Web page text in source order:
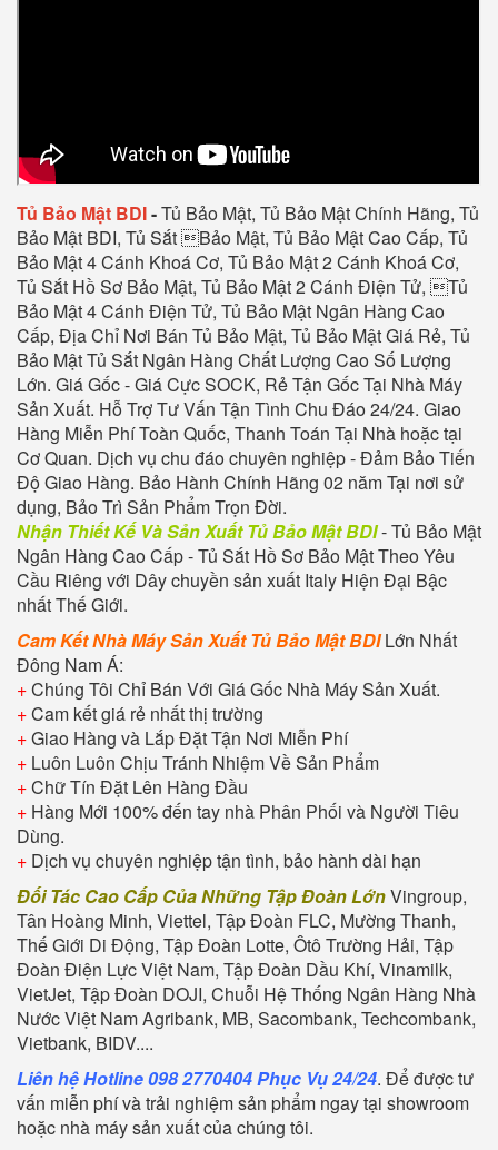
Tủ Bảo Mật BDI-Tủ Bảo Mật, Tủ Bảo Mật Chính Hãng, Tủ
Bảo Mật BDI, Tủ Sắt Bảo Mật, Tủ Bảo Mật Cao Cấp, Tủ
Bảo Mật 4 Cánh Khoá Cơ, Tủ Bảo Mật 2 Cánh Khoá Cơ,
Tủ Sắt Hồ Sơ Bảo Mật, Tủ Bảo Mật 2 Cánh Điện Tử, Tủ
Bảo Mật 4 Cánh Điện Tử, Tủ Bảo Mật Ngân Hàng Cao
Cấp, Địa Chỉ Nơi Bán Tủ Bảo Mật, Tủ Bảo Mật Giá Rẻ, Tủ
Bảo Mật Tủ Sắt Ngân Hàng Chất Lượng Cao Số Lượng
Lớn. Giá Gốc - Giá Cực SOCK, Rẻ Tận Gốc Tại Nhà Máy
Sản Xuất. Hỗ Trợ Tư Vấn Tận Tình Chu Đáo 24/24. Giao
Hàng Miễn Phí Toàn Quốc, Thanh Toán Tại Nhà hoặc tại
Cơ Quan. Dịch vụ chu đáo chuyên nghiệp - Đảm Bảo Tiến
Độ Giao Hàng. Bảo Hành Chính Hãng 02 năm Tại nơi sử
dụng, Bảo Trì Sản Phẩm Trọn Đời.
Nhận Thiết Kế Và Sản Xuất Tủ Bảo Mật BDI- Tủ Bảo Mật
Ngân Hàng Cao Cấp - Tủ Sắt Hồ Sơ Bảo Mật Theo Yêu
Cầu Riêng với Dây chuyền sản xuất Italy Hiện Đại Bậc
nhất Thế Giới.
Cam Kết Nhà Máy Sản Xuất Tủ Bảo Mật BDILớn Nhất
Đông Nam Á:
+Chúng Tôi Chỉ Bán Với Giá Gốc Nhà Máy Sản Xuất.
+Cam kết giá rẻ nhất thị trường
+Giao Hàng và Lắp Đặt Tận Nơi Miễn Phí
+ Luôn Luôn Chịu Tránh Nhiệm Về Sản Phẩm
+Chữ Tín Đặt Lên Hàng Đầu
+ Hàng Mới 100% đến tay nhà Phân Phối và Người Tiêu
Dùng.
+ Dịch vụ chuyên nghiệp tận tình, bảo hành dài hạn
Đối Tác Cao Cấp Của Những Tập Đoàn LớnVingroup,
Tân Hoàng Minh, Viettel, Tập Đoàn FLC, Mường Thanh,
Thế Giới Di Động, Tập Đoàn Lotte, Ôtô Trường Hải, Tập
Đoàn Điện Lực Việt Nam, Tập Đoàn Dầu Khí, Vinamilk,
VietJet, Tập Đoàn DOJI, Chuỗi Hệ Thống Ngân Hàng Nhà
Nước Việt Nam Agribank, MB, Sacombank, Techcombank,
Vietbank, BIDV....
Liên hệ Hotline 098 2770404 Phục Vụ 24/24. Để được tư
vấn miễn phí và trải nghiệm sản phẩm ngay tại showroom
hoặc nhà máy sản xuất của chúng tôi.